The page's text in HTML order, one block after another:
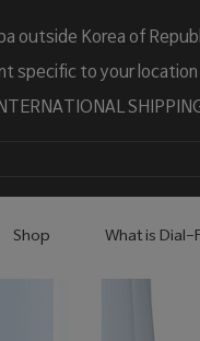
outside Korea of
specific to your
Shop What is Dial-